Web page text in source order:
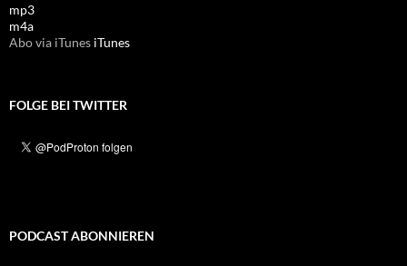
mp3
m4a
Abo via iTunes iTunes
FOLGE BEI TWITTER
PODCAST ABONNIEREN